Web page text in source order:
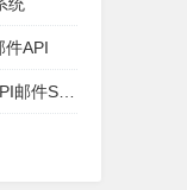
件API
件SMTP